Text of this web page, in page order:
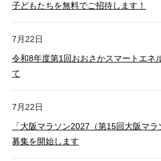
子どもたちを無料でご招待します！
7月22日
令和8年度第1回おおさかスマートエネ
て
7月22日
「大阪マラソン2027（第15回大阪マ
募集を開始します